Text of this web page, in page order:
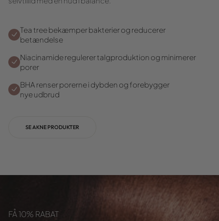
Tea tree bekæmper bakterier og reducerer
betændelse
Niacinamide regulerer talgproduktion og minimerer
porer
BHA renser porerne i dybden og forebygger
nye udbrud
SE AKNE PRODUKTER
FÅ 10% RABAT